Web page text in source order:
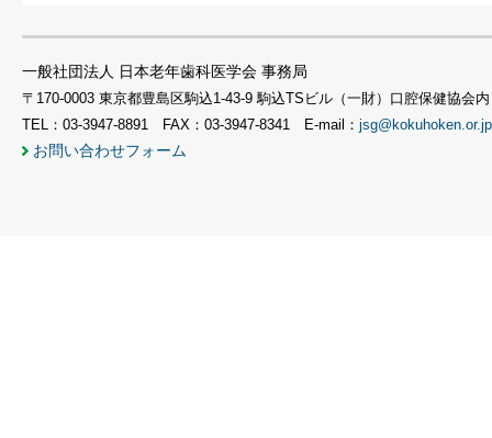
一般社団法人 日本老年歯科医学会 事務局
〒170-0003 東京都豊島区駒込1-43-9 駒込TSビル（一財）口腔保健協会内
TEL：03-3947-8891 FAX：03-3947-8341 E-mail： jsg@kokuhoken.or.jp
お問い合わせフォーム